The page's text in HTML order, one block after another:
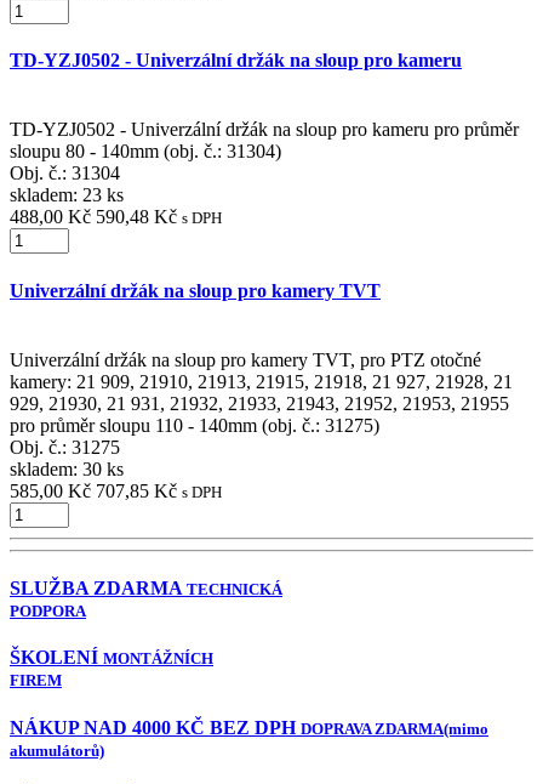
TD-YZJ0502 - Univerzální držák na sloup pro kameru
TD-YZJ0502 - Univerzální držák na sloup pro kameru pro průměr
sloupu 80 - 140mm (obj. č.: 31304)
Obj. č.: 31304
skladem: 23 ks
488,00 Kč 590,48 Kč s DPH
Univerzální držák na sloup pro kamery TVT
Univerzální držák na sloup pro kamery TVT, pro PTZ otočné
kamery: 21 909, 21910, 21913, 21915, 21918, 21 927, 21928, 21
929, 21930, 21 931, 21932, 21933, 21943, 21952, 21953, 21955
pro průměr sloupu 110 - 140mm (obj. č.: 31275)
Obj. č.: 31275
skladem: 30 ks
585,00 Kč 707,85 Kč s DPH
SLUŽBA ZDARMA TECHNICKÁ
PODPORA
ŠKOLENÍ MONTÁŽNÍCH
FIREM
NÁKUP NAD 4000 KČ BEZ DPH DOPRAVA ZDARMA(mimo
akumulátorů)